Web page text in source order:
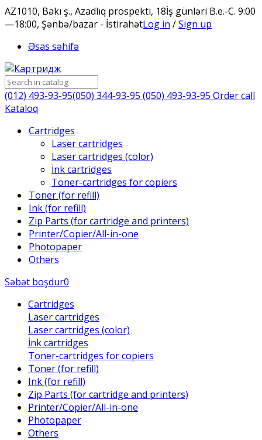
AZ1010, Bakı ş., Azadlıq prospekti, 18İş günləri B.e.-C. 9:00
—18:00, Şənbə/bazar - İstirahətLog in /Sign up
Əsas səhifə
(012) 493-93-95(050) 344-93-95 (050) 493-93-95 Order call
Kataloq
Cartridges
Laser cartridges
Laser cartridges (color)
İnk cartridges
Toner-cartridges for copiers
Toner (for refill)
Ink (for refill)
Zip Parts (for cartridge and printers)
Printer/Copier/All-in-one
Photopaper
Others
Səbət boşdur0
Cartridges
Laser cartridges
Laser cartridges (color)
İnk cartridges
Toner-cartridges for copiers
Toner (for refill)
Ink (for refill)
Zip Parts (for cartridge and printers)
Printer/Copier/All-in-one
Photopaper
Others